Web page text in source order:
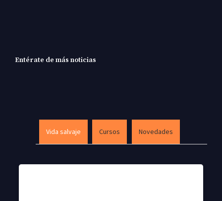
Entérate de más noticias
Vida salvaje Cursos Novedades